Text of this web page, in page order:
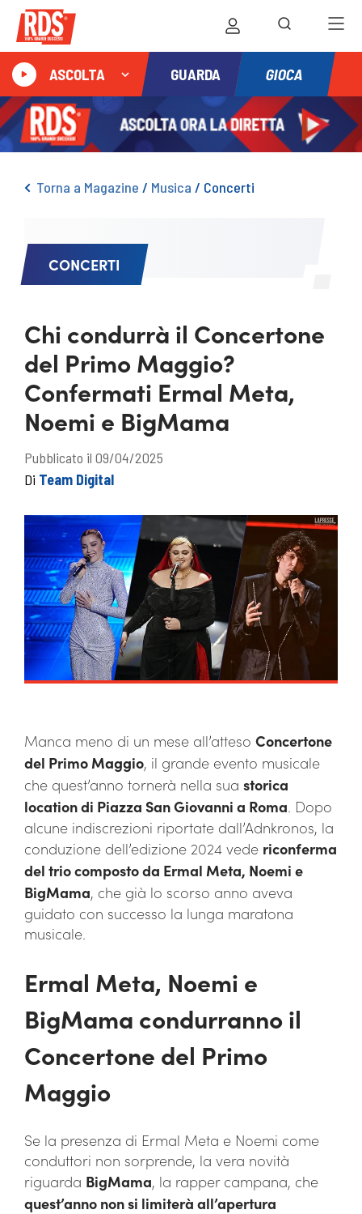
ASCOLTA GUARDA GIOCA
Torna a Magazine / Musica / Concerti
CONCERTI
Chi condurrà il Concertone
del Primo Maggio?
Confermati Ermal Meta,
Noemi e BigMama
Pubblicato il 09/04/2025
Di Team Digital
Manca meno di un mese all’atteso Concertone
del Primo Maggio, il grande evento musicale
che quest’anno tornerà nella sua storica
location di Piazza San Giovanni a Roma. Dopo
alcune indiscrezioni riportate dall’Adnkronos, la
conduzione dell’edizione 2024 vede riconferma
del trio composto da Ermal Meta, Noemi e
BigMama, che già lo scorso anno aveva
guidato con successo la lunga maratona
musicale.
Ermal Meta, Noemi e
BigMama condurranno il
Concertone del Primo
Maggio
Se la presenza di Ermal Meta e Noemi come
conduttori non sorprende, la vera novità
riguarda BigMama, la rapper campana, che
quest’anno non si limiterà all’apertura